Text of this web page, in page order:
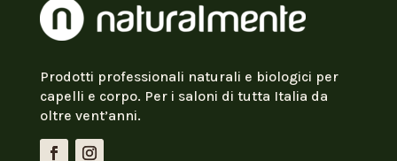
Prodotti professionali naturali e biologici per
capelli e corpo. Per i saloni di tutta Italia da
oltre vent’anni.